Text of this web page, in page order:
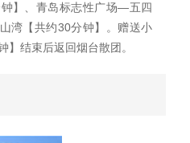
钟】、青岛标志性广场—五四
湾【共约30分钟】。赠送小
】结束后返回烟台散团。